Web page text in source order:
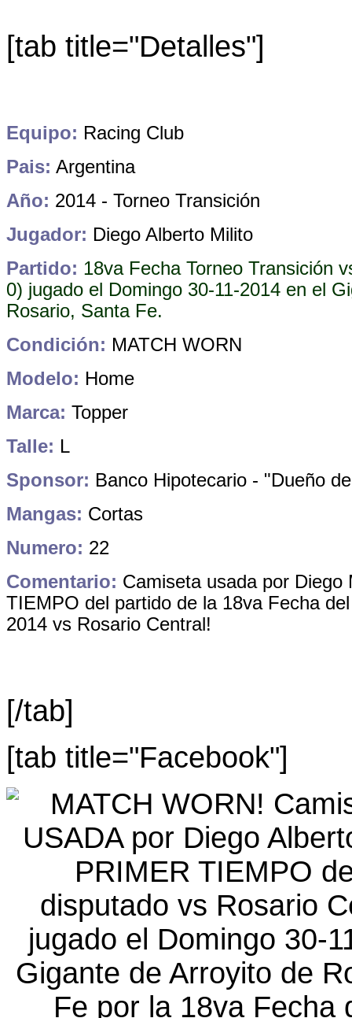
[tab title="Detalles"]
Equipo: Racing Club
Pais: Argentina
Año: 2014 - Torneo Transición
Jugador: Diego Alberto Milito
Partido: 18va Fecha Torneo Transición
0) jugado el Domingo 30-11-2014 en el
Rosario, Santa Fe.
Condición: MATCH WORN
Modelo: Home
Marca: Topper
Talle: L
Sponsor: Banco Hipotecario - "Dueño
Mangas: Cortas
Numero: 22
Comentario: Camiseta usada por Diego
TIEMPO del partido de la 18va Fecha
2014 vs Rosario Central!
[/tab]
[tab title="Facebook"]